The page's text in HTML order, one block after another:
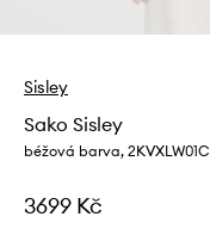
Sisley
Sako Sisley
béžová barva, 2KVXLW01C
3699 Kč